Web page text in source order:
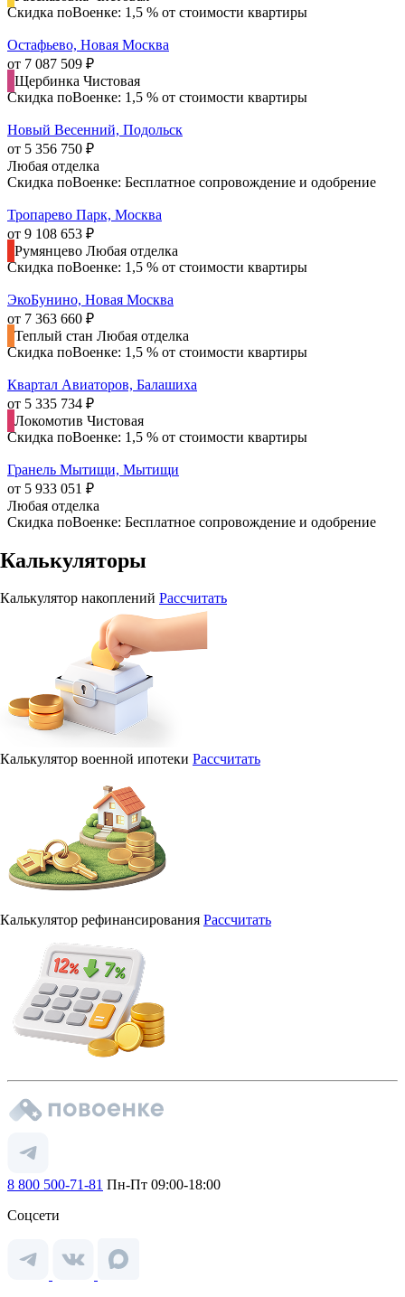
Скидка поВоенке: 1,5 % от стоимости квартиры
Остафьево, Новая Москва
от 7 087 509 ₽
Щербинка Чистовая
Скидка поВоенке: 1,5 % от стоимости квартиры
Новый Весенний, Подольск
от 5 356 750 ₽
Любая отделка
Скидка поВоенке: Бесплатное сопровождение и одобрение
Тропарево Парк, Москва
от 9 108 653 ₽
Румянцево Любая отделка
Скидка поВоенке: 1,5 % от стоимости квартиры
ЭкоБунино, Новая Москва
от 7 363 660 ₽
Теплый стан Любая отделка
Скидка поВоенке: 1,5 % от стоимости квартиры
Квартал Авиаторов, Балашиха
от 5 335 734 ₽
Локомотив Чистовая
Скидка поВоенке: 1,5 % от стоимости квартиры
Гранель Мытищи, Мытищи
от 5 933 051 ₽
Любая отделка
Скидка поВоенке: Бесплатное сопровождение и одобрение
Калькуляторы
Калькулятор накоплений Рассчитать
Калькулятор военной ипотеки Рассчитать
Калькулятор рефинансирования Рассчитать
8 800 500-71-81 Пн-Пт 09:00-18:00
Соцсети